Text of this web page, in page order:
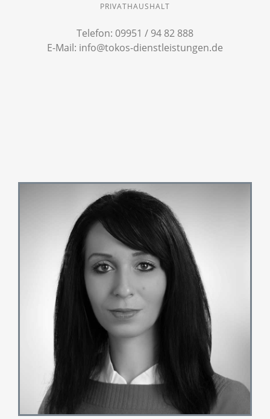
RIVATHAUSHALT
Telefon: 09951 / 94 82 888
E-Mail: info@tokos-dienstleistungen.de